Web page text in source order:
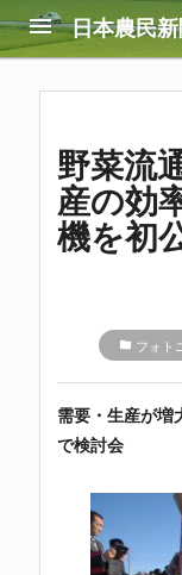
menu 日本農民
野菜流
産の効
機を初
folder フォト
需要・生産が増
で検討会